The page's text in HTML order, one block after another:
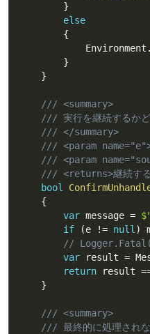
}
else
{
            Environment
.
}
}
/// <summary>
/// 実行を継続するかど
/// </summary>
/// <param name="e">
/// <param
/// <returns>継続す
bool
{
var message =
if
(e != null)
//
var result =
return result
}
/// <summary>
/// 最終的に処理されな